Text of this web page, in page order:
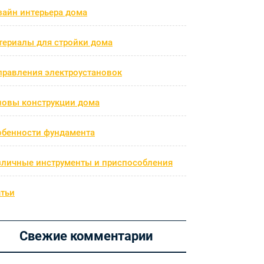
интерьера дома
для стройки дома
электроустановок
конструкции дома
фундамента
инструменты и приспособления
Свежие комментарии